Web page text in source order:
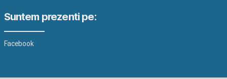
Suntem prezenti pe:
Facebook